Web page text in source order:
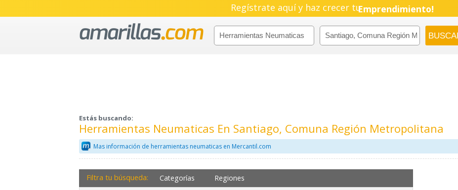
Regístrate aquí y haz crecer tuPyme!
Emprendimiento!
Estás buscando:
Herramientas Neumaticas En Santiago, Comuna Región Metropolitana
Mas información de herramientas neumaticas en Mercantil.com
Filtra tu búsqueda: Categorías Regiones